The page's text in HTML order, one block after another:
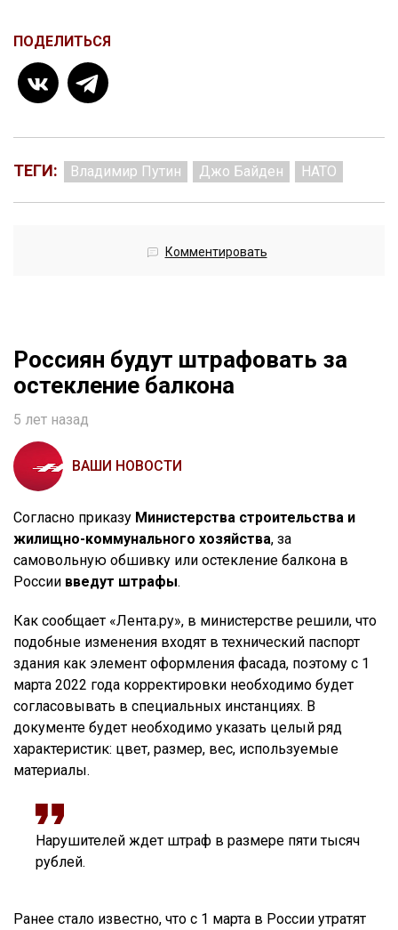
ПОДЕЛИТЬСЯ
ТЕГИ: Владимир Путин Джо Байден НАТО
Комментировать
Россиян будут штрафовать за
остекление балкона
5 лет назад
ВАШИ НОВОСТИ
Согласно приказу Министерства строительства и
жилищно-коммунального хозяйства, за
самовольную обшивку или остекление балкона в
России введут штрафы.
Как сообщает «Лента.ру», в министерстве решили, что
подобные изменения входят в технический паспорт
здания как элемент оформления фасада, поэтому с 1
марта 2022 года корректировки необходимо будет
согласовывать в специальных инстанциях. В
документе будет необходимо указать целый ряд
характеристик: цвет, размер, вес, используемые
материалы.
Нарушителей ждет штраф в размере пяти тысяч
рублей.
Ранее стало известно, что с 1 марта в России утратят